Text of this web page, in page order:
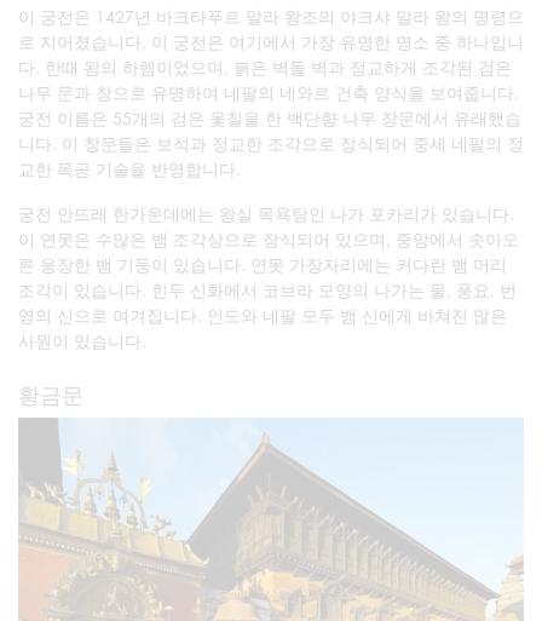
이 궁전은 1427년 바크타푸르 말라 왕조의 야크샤 말라 왕의 명령으
로 지어졌습니다. 이 궁전은 여기에서 가장 유명한 명소 중 하나입니
다. 한때 왕의 하렘이었으며, 붉은 벽돌 벽과 정교하게 조각된 검은
나무 문과 창으로 유명하여 네팔의 네와르 건축 양식을 보여줍니다.
궁전 이름은 55개의 검은 옻칠을 한 백단향 나무 창문에서 유래했습
니다. 이 창문들은 보석과 정교한 조각으로 장식되어 중세 네팔의 정
교한 목공 기술을 반영합니다.
궁전 안뜨레 한가운데에는 왕실 목욕탕인 나가 포카리가 있습니다.
이 연못은 수많은 뱀 조각상으로 장식되어 있으며, 중앙에서 솟아오
른 웅장한 뱀 기둥이 있습니다. 연못 가장자리에는 커다란 뱀 머리
조각이 있습니다. 힌두 신화에서 코브라 모양의 나가는 물, 풍요, 번
영의 신으로 여겨집니다. 인도와 네팔 모두 뱀 신에게 바쳐진 많은
사원이 있습니다.
황금문